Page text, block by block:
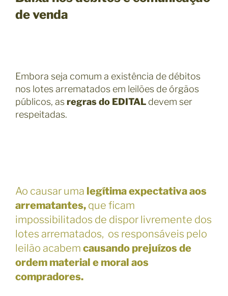
de venda
Embora seja comum a existência de débitos
nos lotes arrematados em leilões de órgãos
públicos, asregras do EDITAL devem ser
respeitadas.
Ao causar uma legítima expectativa aos
arrematantes, que ficam
impossibilitados de dispor livremente dos
lotes arrematados, os responsáveis pelo
leilão acabem causando prejuízos de
ordem material e moral aos
compradores.